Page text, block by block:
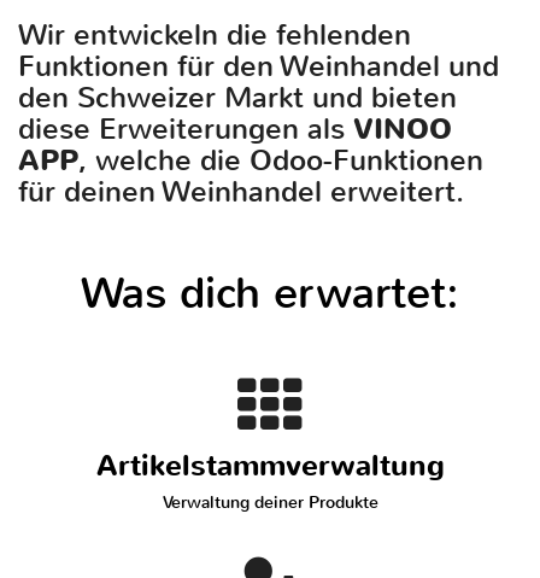
Wir entwickeln die fehlenden
Funktionen für den Weinhandel und
den Schweizer Markt und bieten
diese Erweiterungen als VINOO
APP, welche die Odoo-Funktionen
für deinen Weinhandel erweitert.
Was dich erwartet:
Artikelstammverwaltung
Verwaltung deiner Produkte